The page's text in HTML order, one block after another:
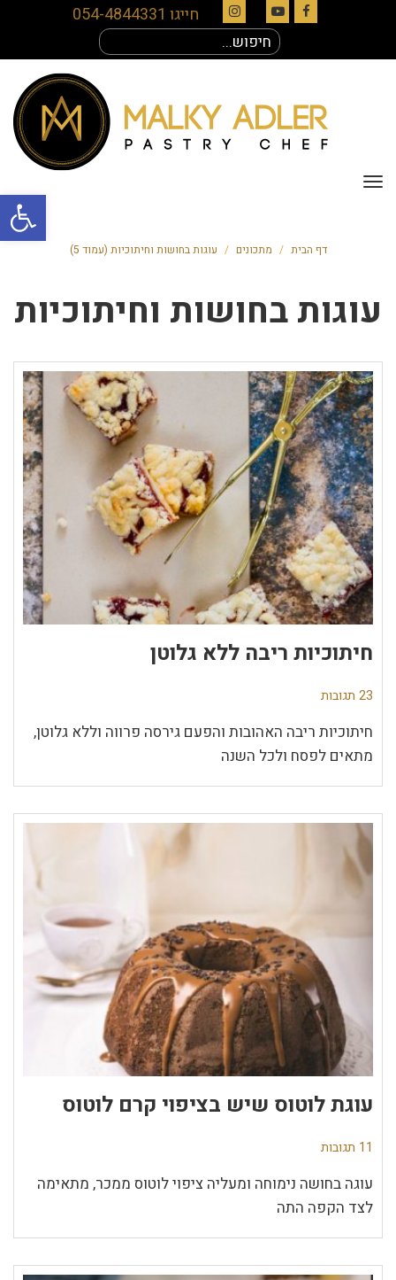
פתח
Facebook
YouTube
Instagram
חייגו 054-4844331
עבור:
תפריט
דף הבית / מתכונים / עוגות בחושות וחיתוכיות (עמוד 5)
עוגות בחושות וחיתוכיות
חיתוכיות ריבה ללא גלוטן
23 תגובות
חיתוכיות ריבה האהובות והפעם גירסה פרווה וללא גלוטן,
מתאים לפסח ולכל השנה
עוגת לוטוס שיש בציפוי קרם לוטוס
11 תגובות
עוגה בחושה נימוחה ומעליה ציפוי לוטוס ממכר, מתאימה
לצד הקפה התה